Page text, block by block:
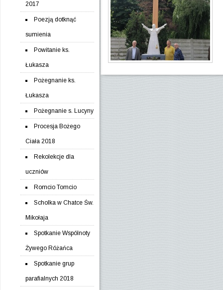
2017
Poezją dotknąć
sumienia
Powitanie ks.
Łukasza
Pożegnanie ks.
Łukasza
Pożegnanie s. Lucyny
Procesja Bożego
Ciała 2018
Rekolekcje dla
uczniów
Romcio Tomcio
Scholka w Chatce Św.
Mikołaja
Spotkanie Wspólnoty
Żywego Różańca
Spotkanie grup
parafialnych 2018